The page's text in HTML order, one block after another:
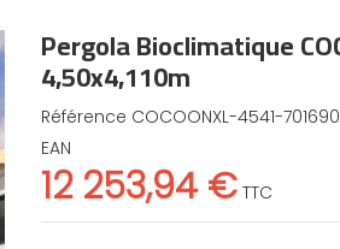
Pergola Bioclimatique
4,50x4,110m
Référence COCOONXL-4541-
EAN
12 253,94 € TTC